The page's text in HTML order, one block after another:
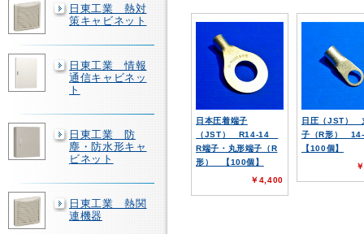
日東工業 熱対
策キャビネット
日東工業 情報
通信キャビネッ
ト
日東工業 防
塵・防水形キャ
ビネット
日東工業 熱関
連機器
日本圧着端子
（JST） R14-14
R端子・丸形端子（R
形） 【100個】
￥4,400
日圧（JST）
子（R形）
【100個】